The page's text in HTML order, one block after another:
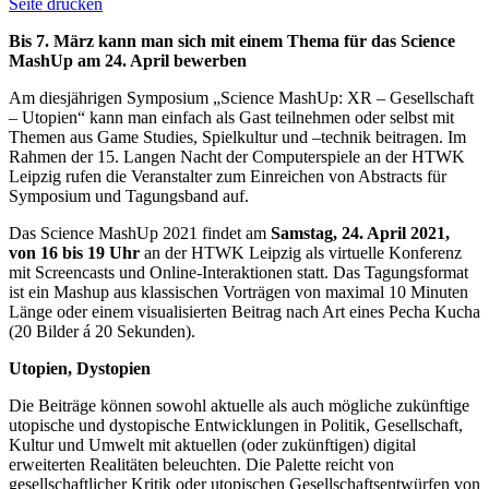
Seite drucken
Bis 7. März kann man sich mit einem Thema für das Science
MashUp am 24. April bewerben
Am diesjährigen Symposium „Science MashUp: XR – Gesellschaft
– Utopien“ kann man einfach als Gast teilnehmen oder selbst mit
Themen aus Game Studies, Spielkultur und –technik beitragen. Im
Rahmen der 15. Langen Nacht der Computerspiele an der HTWK
Leipzig rufen die Veranstalter zum Einreichen von Abstracts für
Symposium und Tagungsband auf.
Das Science MashUp 2021 findet am Samstag, 24. April 2021,
von 16 bis 19 Uhr an der HTWK Leipzig als virtuelle Konferenz
mit Screencasts und Online-Interaktionen statt. Das Tagungsformat
ist ein Mashup aus klassischen Vorträgen von maximal 10 Minuten
Länge oder einem visualisierten Beitrag nach Art eines Pecha Kucha
(20 Bilder á 20 Sekunden).
Utopien, Dystopien
Die Beiträge können sowohl aktuelle als auch mögliche zukünftige
utopische und dystopische Entwicklungen in Politik, Gesellschaft,
Kultur und Umwelt mit aktuellen (oder zukünftigen) digital
erweiterten Realitäten beleuchten. Die Palette reicht von
gesellschaftlicher Kritik oder utopischen Gesellschaftsentwürfen von